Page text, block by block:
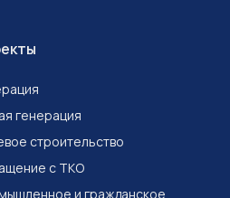
генерация
строительство
с ТКО
и гражданское